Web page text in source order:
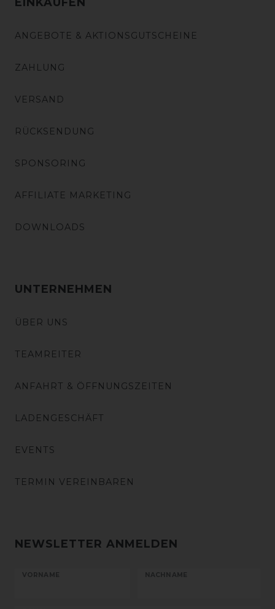
ANGEBOTE & AKTIONSGUTSCHEINE
ZAHLUNG
VERSAND
RÜCKSENDUNG
SPONSORING
AFFILIATE MARKETING
DOWNLOADS
UNTERNEHMEN
ÜBER UNS
TEAMREITER
ANFAHRT & ÖFFNUNGSZEITEN
LADENGESCHÄFT
EVENTS
TERMIN VEREINBAREN
NEWSLETTER ANMELDEN
VORNAME NACHNAME